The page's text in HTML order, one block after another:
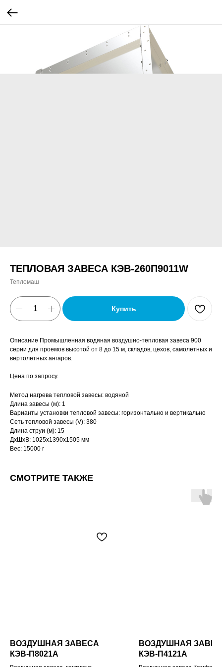
ТЕПЛОВАЯ ЗАВЕСА КЭВ-260П9011W
Тепломаш
Купить
Описание Промышленная водяная воздушно-тепловая завеса 900
серии для проемов высотой от 8 до 15 м, складов, цехов, самолетных и
вертолетных ангаров.
Цена по запросу.
Метод нагрева тепловой завесы: водяной
Длина завесы (м): 1
Варианты установки тепловой завесы: горизонтально и вертикально
Сеть тепловой завесы (V): 380
Длина струи (м): 15
ДxШxВ: 1025x1390x1505 мм
Вес: 15000 г
СМОТРИТЕ ТАКЖЕ
ВОЗДУШНАЯ ЗАВЕСА
КЭВ-П8021A
ВОЗДУШНАЯ
КЭВ-П4121A